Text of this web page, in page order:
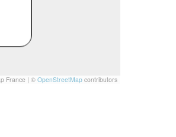
France | ©OpenStreetMap contributors